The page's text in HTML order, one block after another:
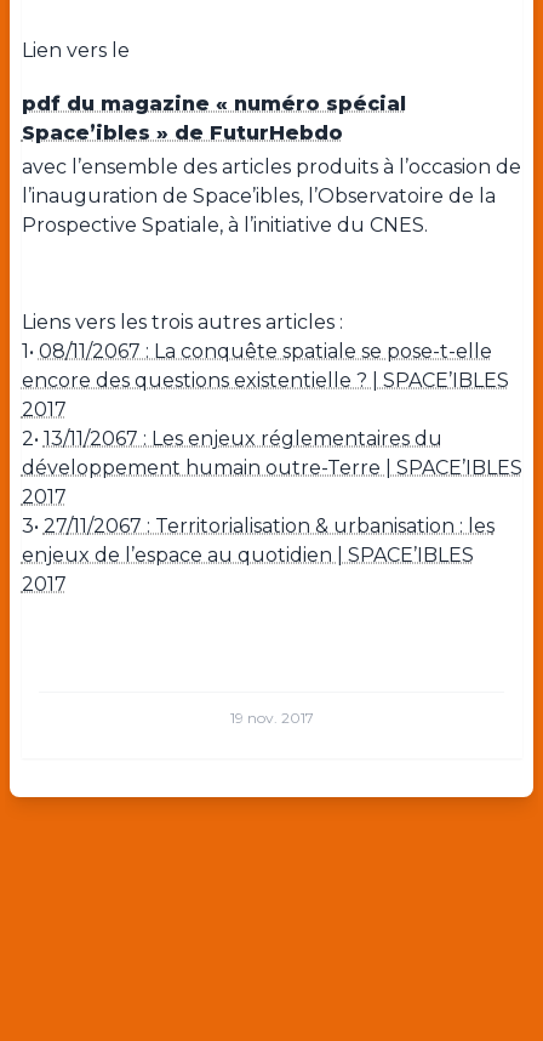
Lien vers le
pdf du magazine « numéro spécial
Space’ibles » de FuturHebdo
avec l’ensemble des articles produits à l’occasion de
l’inauguration de Space’ibles, l’Observatoire de la
Prospective Spatiale, à l’initiative du CNES.
Liens vers les trois autres articles :
1• 08/11/2067 : La conquête spatiale se pose-t-elle
encore des questions existentielle ? | SPACE’IBLES
2017
2• 13/11/2067 : Les enjeux réglementaires du
développement humain outre-Terre | SPACE’IBLES
2017
3• 27/11/2067 : Territorialisation & urbanisation : les
enjeux de l’espace au quotidien | SPACE’IBLES
2017
19 nov. 2017